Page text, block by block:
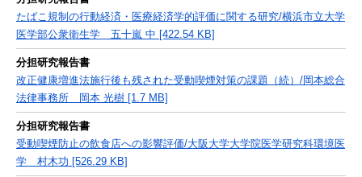
たばこ規制の行動経済・医療経済学的評価に関する研究/横浜市立大学
医学部公衆衛生学 五十嵐 中 [422.54 KB]
分担研究報告書
改正健康増進法施行後も残された受動喫煙対策の課題（続）/岡本総合
法律事務所 岡本 光樹 [1.7 MB]
分担研究報告書
受動喫煙防止の飲食店への影響評価/大阪大学大学院医学研究科環境医
学 村木功 [526.29 KB]